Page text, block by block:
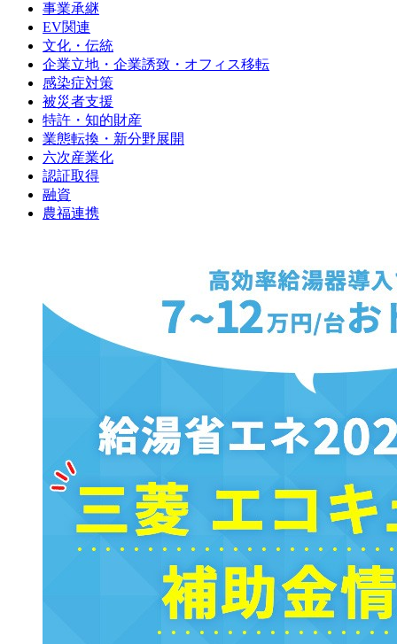
事業承継
EV関連
文化・伝統
企業立地・企業誘致・オフィス移転
感染症対策
被災者支援
特許・知的財産
業態転換・新分野展開
六次産業化
認証取得
融資
農福連携